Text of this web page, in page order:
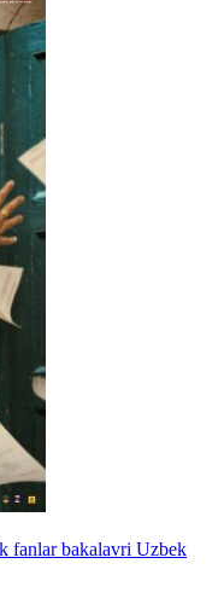
fanlar bakalavri Uzbek